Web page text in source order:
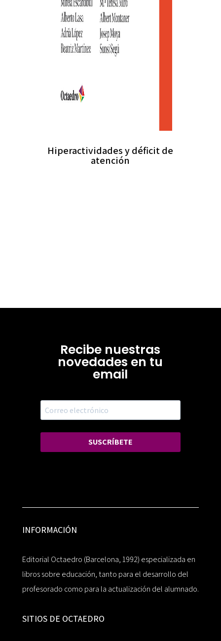
Hiperactividades y déficit de
atención
Recibe nuestras
novedades en tu
email
SUSCRÍBETE
INFORMACIÓN
Editorial Octaedro (Barcelona, 1992) especializada en
libros sobre educación, tanto para el desarrollo del
profesorado como para la actualización del alumnado.
SITIOS DE OCTAEDRO